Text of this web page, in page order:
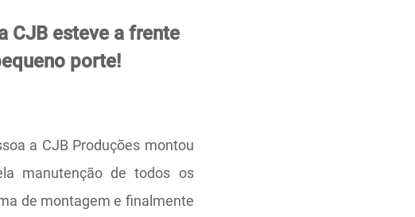
CJB esteve a frente
porte!
a CJB Produções montou
manutenção de todos os
de montagem e finalmente